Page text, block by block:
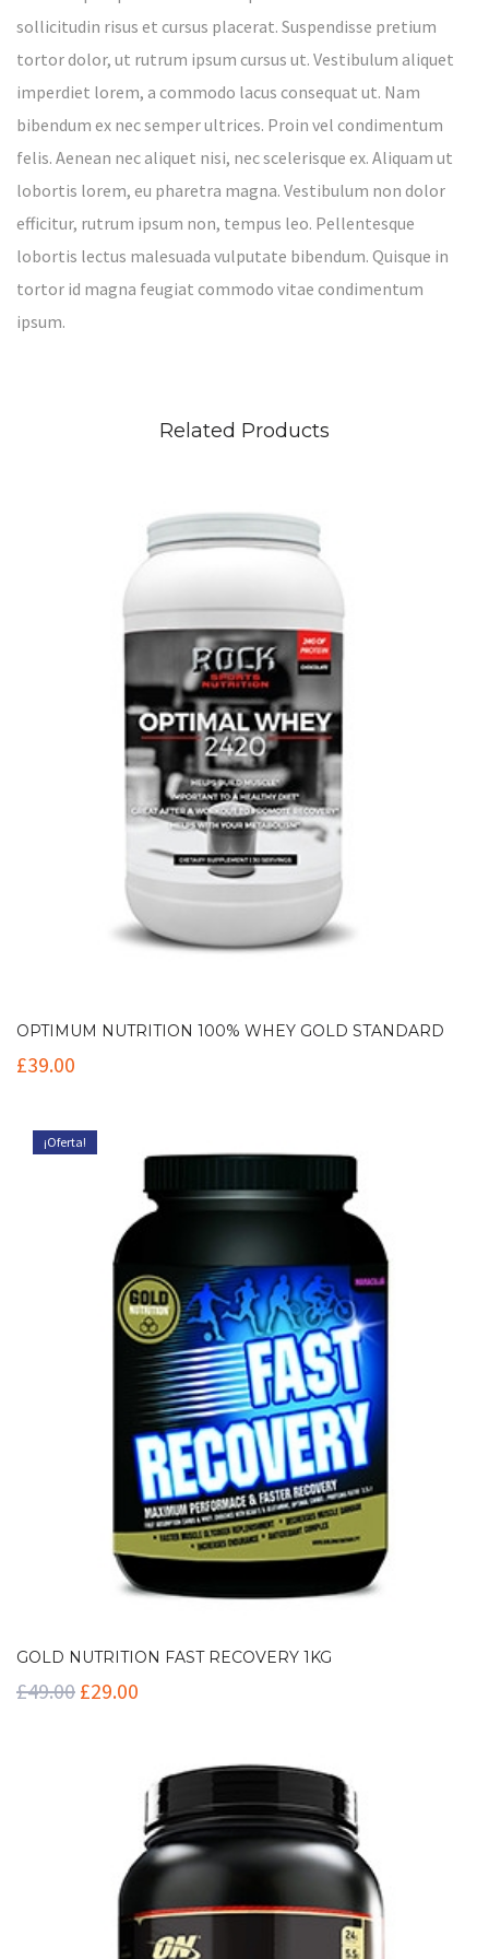
sollicitudin risus et cursus placerat. Suspendisse pretium
tortor dolor, ut rutrum ipsum cursus ut. Vestibulum aliquet
imperdiet lorem, a commodo lacus consequat ut. Nam
bibendum ex nec semper ultrices. Proin vel condimentum
felis. Aenean nec aliquet nisi, nec scelerisque ex. Aliquam ut
lobortis lorem, eu pharetra magna. Vestibulum non dolor
efficitur, rutrum ipsum non, tempus leo. Pellentesque
lobortis lectus malesuada vulputate bibendum. Quisque in
tortor id magna feugiat commodo vitae condimentum
ipsum.
Related Products
OPTIMUM NUTRITION 100% WHEY GOLD STANDARD
£39.00
¡Oferta!
GOLD NUTRITION FAST RECOVERY 1KG
£49.00 £29.00